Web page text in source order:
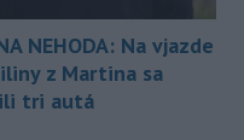
NEHODA: Na vjazde
z Martina sa
tri autá